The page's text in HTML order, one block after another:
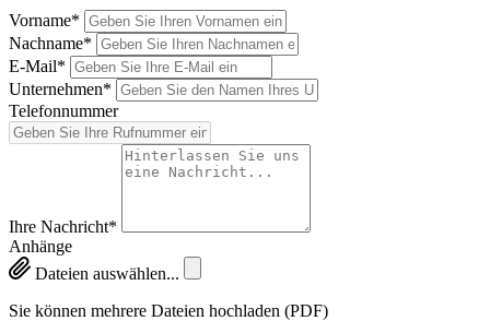
Vorname*
Nachname*
E-Mail*
Unternehmen*
Telefonnummer
Ihre Nachricht*
Anhänge
Dateien auswählen...
Sie können mehrere Dateien hochladen (PDF)